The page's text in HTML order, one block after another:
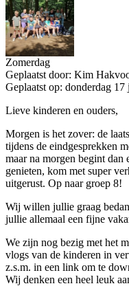
Zomerdag
Geplaatst door: Kim
Geplaatst op: donderdag
Lieve kinderen en ouders,
Morgen is het zover: de
tijdens de eindgesprekken
maar na morgen begint
genieten, kom met super
uitgerust. Op naar groep 8!
Wij willen jullie graag
jullie allemaal een fijne
We zijn nog bezig met het
vlogs van de kinderen in
z.s.m. in een link om te
Wij denken een heel leuk